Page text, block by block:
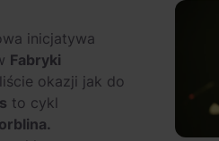
inicjatywa
Fabryki
okazji jak do
to cykl